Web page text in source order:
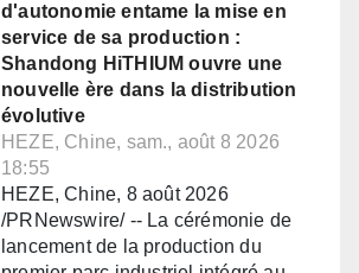
d'autonomie entame la mise en
service de sa production :
Shandong HiTHIUM ouvre une
nouvelle ère dans la distribution
évolutive
HEZE, Chine, sam., août 8 2026
18:55
HEZE, Chine, 8 août 2026
/PRNewswire/ -- La cérémonie de
lancement de la production du